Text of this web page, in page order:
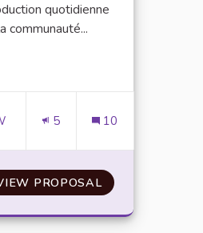
ET ÉLECTRONIQUES.
D'ÉQUIPEMENTS
quotidienne
communauté...
5 10
PROPOSALMISE À